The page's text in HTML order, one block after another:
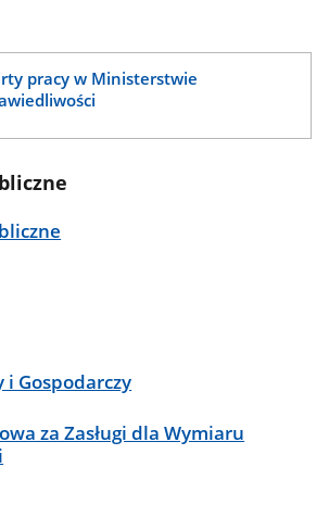
pracy w Ministerstwie
Gospodarczy
za Zasługi dla Wymiaru